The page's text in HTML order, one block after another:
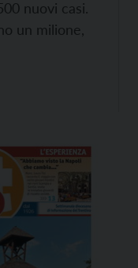
nuovi casi.
un milione,